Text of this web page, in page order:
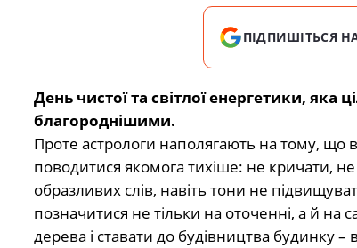
ПІДПИШІТЬСЯ
День чистої та світлої енергетики,
благороднішими.
Проте астрологи наполягають на тому, що
поводитися якомога тихіше: не кричати,
образливих слів, навіть тони не
позначитися не тільки на оточенні, а й на
дерева і ставати до будівництва будинку –